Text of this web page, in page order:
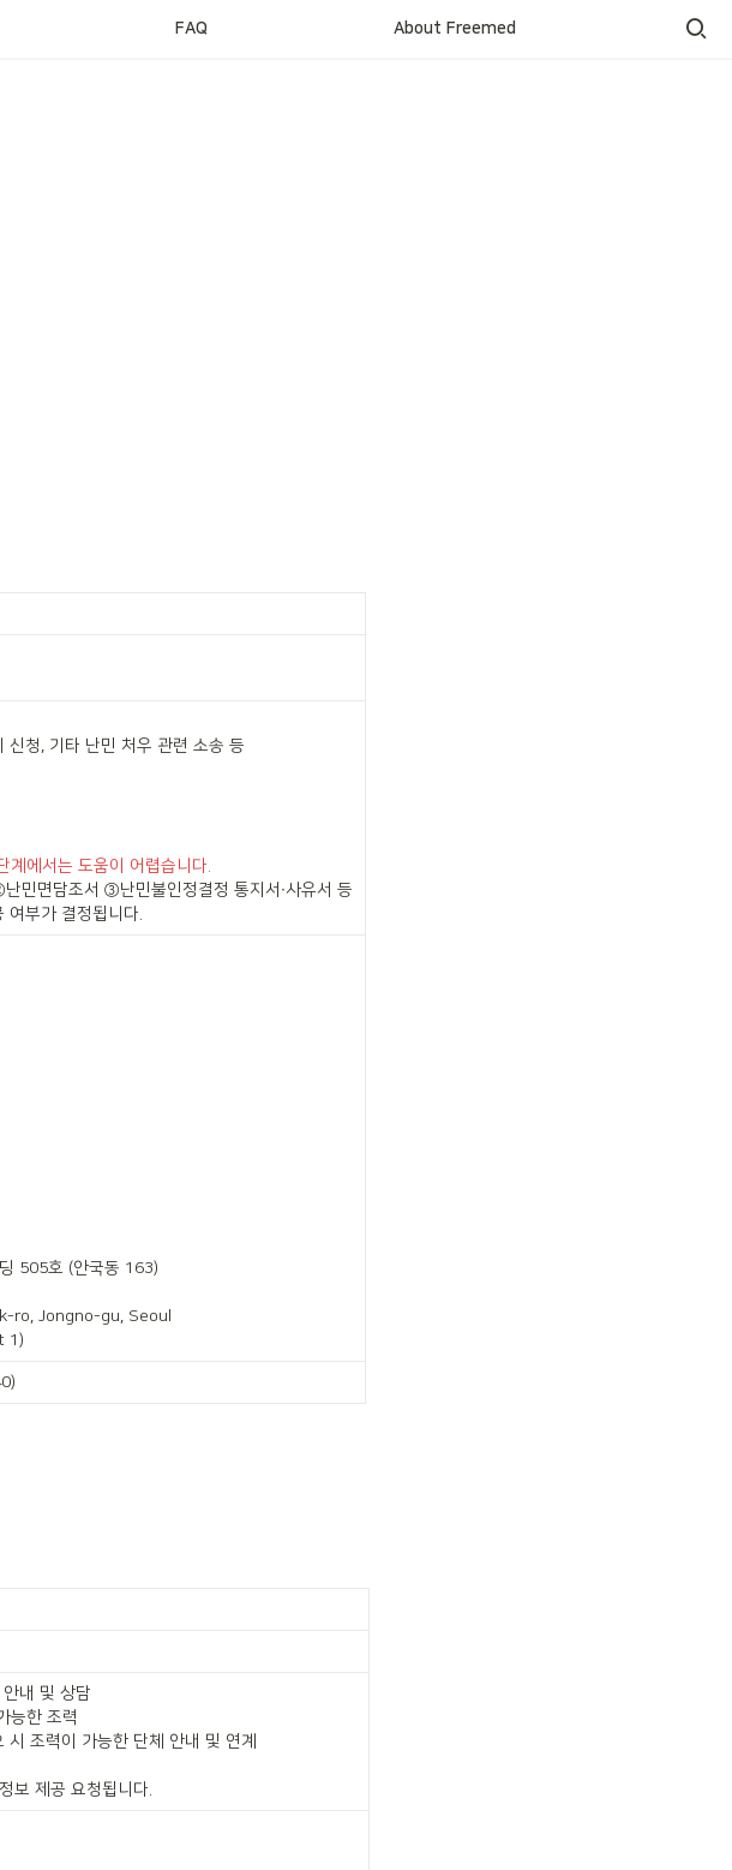
FAQ About Freemed
계에서는 도움이 어렵습니다.
민면담조서 ③난민불인정결정 통지서∙사유서 등
여부가 결정됩니다.
505호 (안국동 163)
ro, Jongno-gu, Seoul
1)
내 및 상담
능한 조력
조력이 가능한 단체 안내 및 연계
보 제공 요청됩니다.